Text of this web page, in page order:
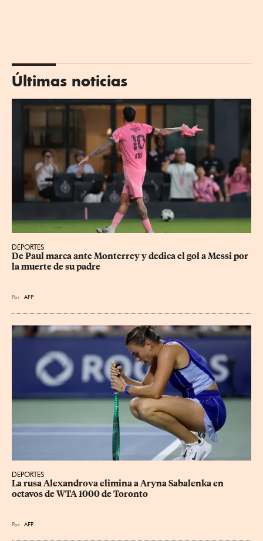
Últimas noticias
DEPORTES
De Paul marca ante Monterrey y dedica el gol a Messi por
la muerte de su padre
Por AFP
DEPORTES
La rusa Alexandrova elimina a Aryna Sabalenka en
octavos de WTA 1000 de Toronto
Por AFP